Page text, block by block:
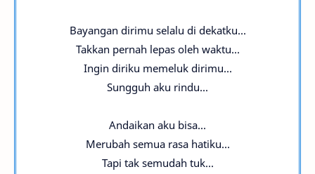
Bayangan dirimu selalu di dekatku...
Takkan pernah lepas oleh waktu...
Ingin diriku memeluk dirimu...
Sungguh aku rindu...
Andaikan aku bisa...
Merubah semua rasa hatiku...
Tapi tak semudah tuk...